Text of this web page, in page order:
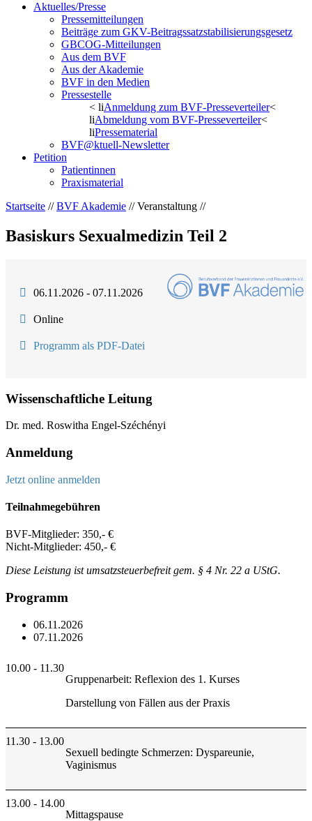
Aktuelles/Presse
Pressemitteilungen
Beiträge zum GKV-Beitragssatzstabilisierungsgesetz
GBCOG-Mitteilungen
Aus dem BVF
Aus der Akademie
BVF in den Medien
Pressestelle
< liAnmeldung zum BVF-Presseverteiler<
liAbmeldung vom BVF-Presseverteiler<
liPressematerial
BVF@ktuell-Newsletter
Petition
Patientinnen
Praxismaterial
Startseite //BVF Akademie // Veranstaltung //
Basiskurs Sexualmedizin Teil 2
06.11.2026 - 07.11.2026
Online
Programm als PDF-Datei
Wissenschaftliche Leitung
Dr. med. Roswitha Engel-Széchényi
Anmeldung
Jetzt online anmelden
Teilnahmegebühren
BVF-Mitglieder: 350,- €
Nicht-Mitglieder: 450,- €
Diese Leistung ist umsatzsteuerbefreit gem. § 4 Nr. 22 a UStG.
Programm
06.11.2026
07.11.2026
10.00 - 11.30
Gruppenarbeit: Reflexion des 1. Kurses
Darstellung von Fällen aus der Praxis
11.30 - 13.00
Sexuell bedingte Schmerzen: Dyspareunie,
Vaginismus
13.00 - 14.00
Mittagspause